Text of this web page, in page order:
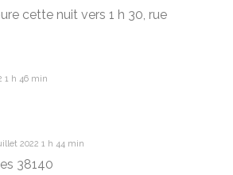
cette nuit vers 1 h 30, rue
1 h 46 min
2022 1 h 44 min
38140